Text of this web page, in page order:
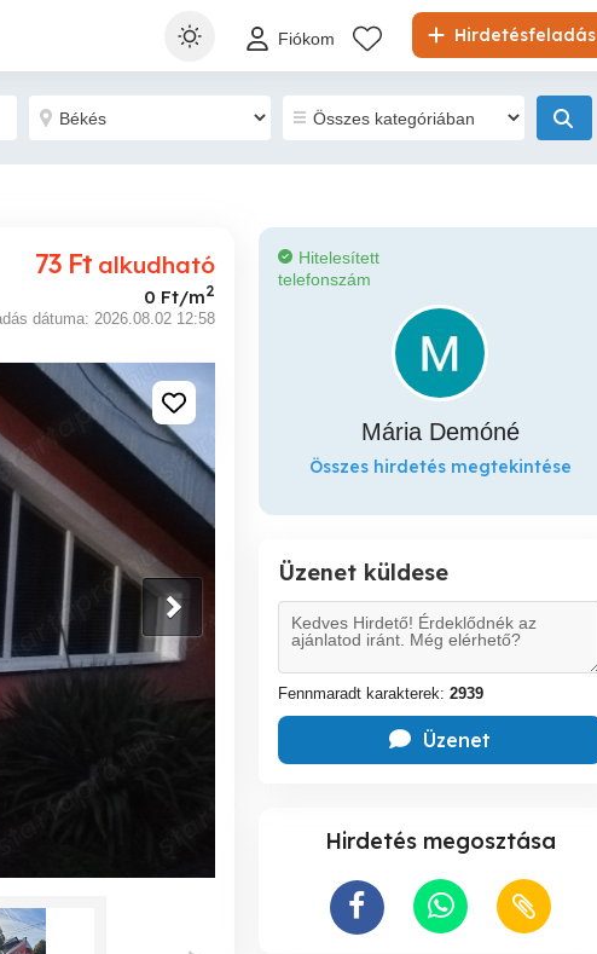
Hirdetésfeladás
Fiókom
73 Ft alkudható
0 Ft/m2
dátuma: 2026.08.02 12:58
Hitelesített
telefonszám
Mária Demóné
Összes hirdetés megtekintése
Üzenet küldese
Fennmaradt karakterek: 2939
Üzenet
Hirdetés megosztása